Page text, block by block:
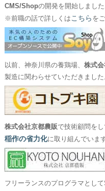
CMS/Shopの開発を開始しました
※前職の話で詳しくはこちら を
以前、神奈川県の養鶏場、 株式
製造に関わらせていただきました
株式会社京都農販で技術顧問をし
稲作の省力化に取り組んでいます
フリーランスのプログラマとし